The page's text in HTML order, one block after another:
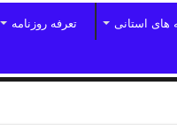
های استانی تعرفه روزنامه